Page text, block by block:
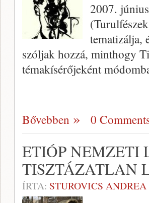
2007.
tematizálja,
szóljak hozzá, minthogy
témakísérőjeként
Bővebben 0
ETIÓP NEMZETI
TISZTÁZATLAN
ÍRTA: STUROVICS ANDREA